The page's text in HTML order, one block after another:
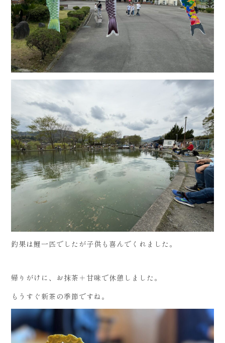
釣果は鯉一匹でしたが子供も喜んでくれました。
帰りがけに、お抹茶＋甘味で休憩しました。
もうすぐ新茶の季節ですね。